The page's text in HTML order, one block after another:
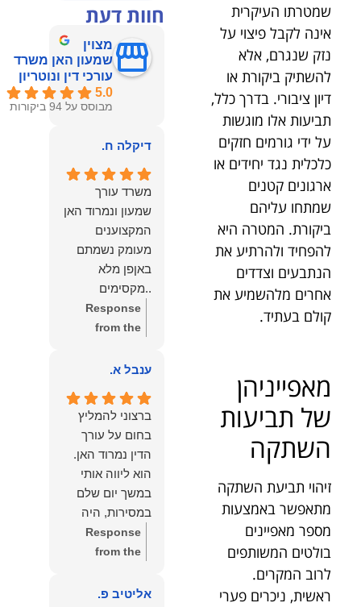
שמטרתו העיקרית
אינה לקבל פיצוי על
נזק שנגרם, אלא
להשתיק ביקורת או
דיון ציבורי. בדרך כלל,
תביעות אלו מוגשות
על ידי גורמים חזקים
כלכלית נגד יחידים או
ארגונים קטנים
שמתחו עליהם
ביקורת. המטרה היא
להפחיד ולהרתיע את
הנתבעים וצדדים
אחרים מלהשמיע את
קולם בעתיד.
מאפייניהן
של תביעות
השתקה
זיהוי תביעת השתקה
מתאפשר באמצעות
מספר מאפיינים
בולטים המשותפים
לרוב המקרים.
ראשית, ניכרים פערי
חוות דעת
מצוין
שמעון האן משרד
עורכי דין ונוטריון
5.0
מבוסס על 94 ביקורות
דיקלה ח.
משרד עורך
שמעון ונמרוד האן
המקצוענים
מעומק נשמתם
באןפן מלא
..מקסימים
ונעימים אוזן
קשבת, ונונתנים
מלא ואמיתי..שפו
עליכם..אני
שמחה שאתם
איתי ותזכו לטוב
כפי
שאתם....תבורכו
ברכה והצלחה
וחיבוק ממני🙂😘
💓
Response
from the
רבה על המילים
והמרגשות.
שמחנו מאוד
לקרוא את
דברייך. אנו
מעריכים את
האמון שנתת בנו
ונמשיך לעמוד
לצידך וללוות
אותך במסירות.
הלב הרבה
ענבל א.
ברצוני להמליץ
בחום על עורך
הדין נמרוד האן.
הוא ליווה אותי
במשך יום שלם
במסירות, היה
זמין לכל שאלה,
הכווין אותי בכל
תחושת ביטחון
Response
from the
הוא שלנו, נעמוד
אליטיב פ.